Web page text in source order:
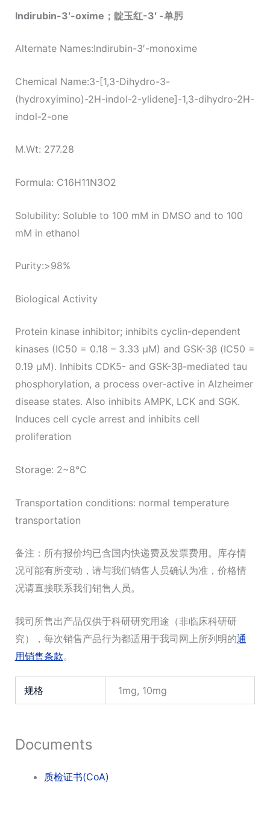
Indirubin-3′-oxime；靛玉红-3′ -单肟
Alternate Names:Indirubin-3′-monoxime
Chemical Name:3-[1,3-Dihydro-3-
(hydroxyimino)-2H-indol-2-ylidene]-1,3-dihydro-2H-
indol-2-one
M.Wt: 277.28
Formula: C16H11N3O2
Solubility: Soluble to 100 mM in DMSO and to 100
mM in ethanol
Purity:>98%
Biological Activity
Protein kinase inhibitor; inhibits cyclin-dependent
kinases (IC50 = 0.18 – 3.33 μM) and GSK-3β (IC50 =
0.19 μM). Inhibits CDK5- and GSK-3β-mediated tau
phosphorylation, a process over-active in Alzheimer
disease states. Also inhibits AMPK, LCK and SGK.
Induces cell cycle arrest and inhibits cell
proliferation
Storage: 2~8℃
Transportation conditions: normal temperature
transportation
备注：所有报价均已含国内快递费及发票费用。库存情
况可能有所变动，请与我们销售人员确认为准，价格情
况请直接联系我们销售人员。
我司所售出产品仅供于科研研究用途（非临床科研研
究），每次销售产品行为都适用于我司网上所列明的通
用销售条款。
规格 1mg, 10mg
Documents
质检证书(CoA)